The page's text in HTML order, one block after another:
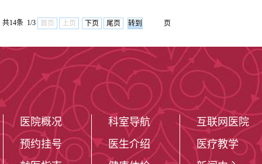
共14条 1/3 首页 上页 下页 尾页 页
医院概况
预约挂号
科室导航
医生介绍
互联网医院
医疗教学